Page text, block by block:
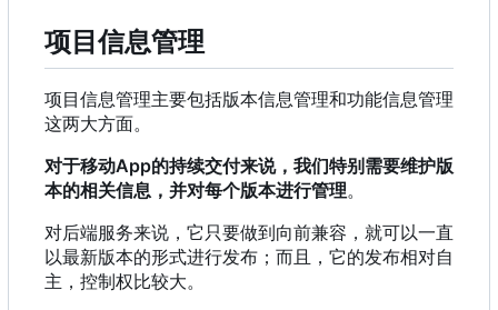
项目信息管理
项目信息管理主要包括版本信息管理和功能信息管理
这两大方面。
对于移动App的持续交付来说， 我们特别需要维护版
本的相关信息 ， 并对每个版本进行管理。
对后端服务来说，它只要做到向前兼容，就可以一直
以最新版本的形式进行发布；而且，它的发布相对自
主，控制权比较大。